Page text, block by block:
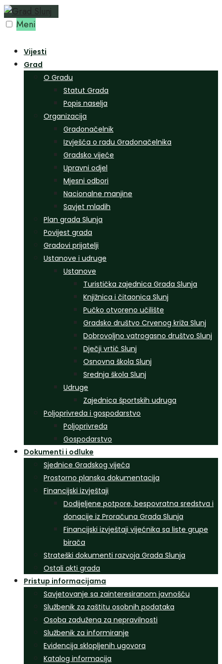
Preskoči
na Meni
Vijesti
Grad
O Gradu
Statut Grada
Popis naselja
Organizacija
Gradonačelnik
Izvješća o radu Gradonačelnika
Gradsko vijeće
Upravni odjel
Mjesni odbori
Nacionalne manjine
Savjet mladih
Plan grada Slunja
Povijest grada
Gradovi prijatelji
Ustanove i udruge
Ustanove
Turistička zajednica Grada Slunja
Knjižnica i čitaonica Slunj
Pučko otvoreno učilište
Gradsko društvo Crvenog križa Slunj
Dobrovoljno vatrogasno društvo Slunj
Dječji vrtić Slunj
Osnovna škola Slunj
Srednja škola Slunj
Udruge
Zajednica športskih udruga
Poljoprivreda i gospodarstvo
Poljoprivreda
Gospodarstvo
Dokumenti i odluke
Sjednice Gradskog vijeća
Prostorno planska dokumentacija
Financijski izvještaji
Dodijeljene potpore, bespovratna sredstva i
donacije iz Proračuna Grada Slunja
Financijski izvještaji vijećnika sa liste grupe
birača
Strateški dokumenti razvoja Grada Slunja
Ostali akti grada
Pristup informacijama
Savjetovanje sa zainteresiranom javnošću
Službenik za zaštitu osobnih podataka
Osoba zadužena za nepravilnosti
Službenik za informiranje
Evidencija sklopljenih ugovora
Katalog informacija